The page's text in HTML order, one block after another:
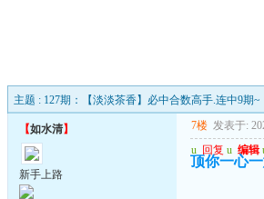
主题 : 127期：【淡淡茶香】必中合数高手.连中9期~
【如水清】
新手上路
7楼 发表于:
u 回复 u 编辑
顶你一心